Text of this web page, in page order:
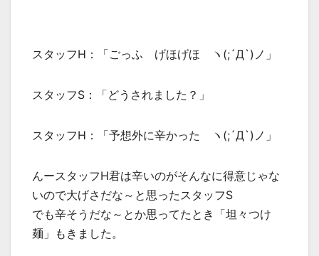
スタッフH：「ごっふ げほげほ ヽ(;´Д`)ノ」
スタッフS：「どうされました？」
スタッフH：「予想外に辛かった ヽ(;´Д`)ノ」
んースタッフH君は辛いのがそんなに得意じゃな
いので大げさだな～と思ったスタッフS
でも辛そうだな～とか思ってたとき「坦々つけ
麺」もきました。